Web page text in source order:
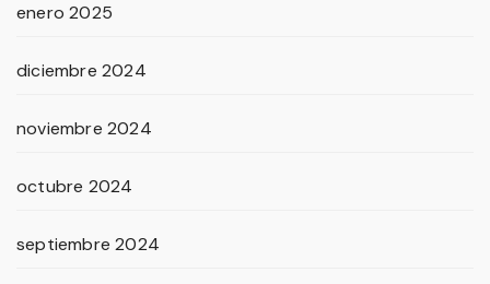
enero 2025
diciembre 2024
noviembre 2024
octubre 2024
septiembre 2024